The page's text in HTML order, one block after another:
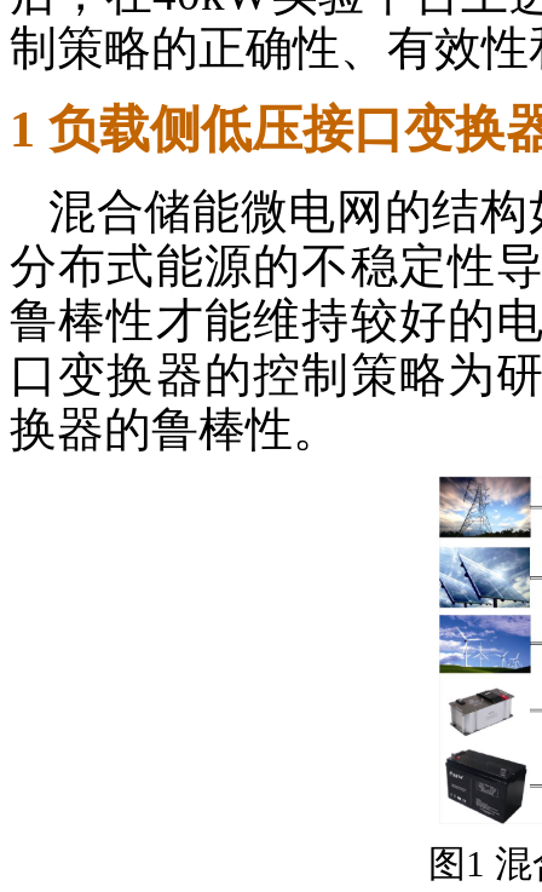
制策略的正确性、有效
1 负载侧低压接口变换
混合储能微电网的结
分布式能源的不稳定性
鲁棒性才能维持较好的
口变换器的控制策略为
换器的鲁棒性。
图1